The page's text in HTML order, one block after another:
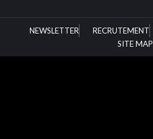
NEWSLETTER RECRUTEMENT
SITE MAP